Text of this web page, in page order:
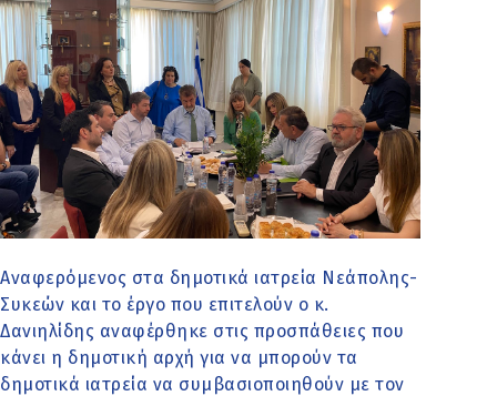
Αναφερόμενος στα δημοτικά ιατρεία Νεάπολης-
Συκεών και το έργο που επιτελούν ο κ.
Δανιηλίδης αναφέρθηκε στις προσπάθειες που
κάνει η δημοτική αρχή για να μπορούν τα
δημοτικά ιατρεία να συμβασιοποιηθούν με τον